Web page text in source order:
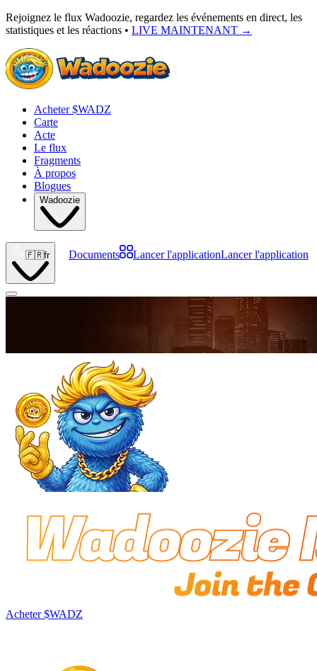
Rejoignez le flux Wadoozie, regardez les événements en direct, les
statistiques et les réactions • LIVE MAINTENANT →
Acheter $WADZ
Carte
Acte
Le flux
Fragments
À propos
Blogues
Wadoozie
🇫🇷fr Documents Lancer l'applicationLancer l'application
Acheter $WADZ